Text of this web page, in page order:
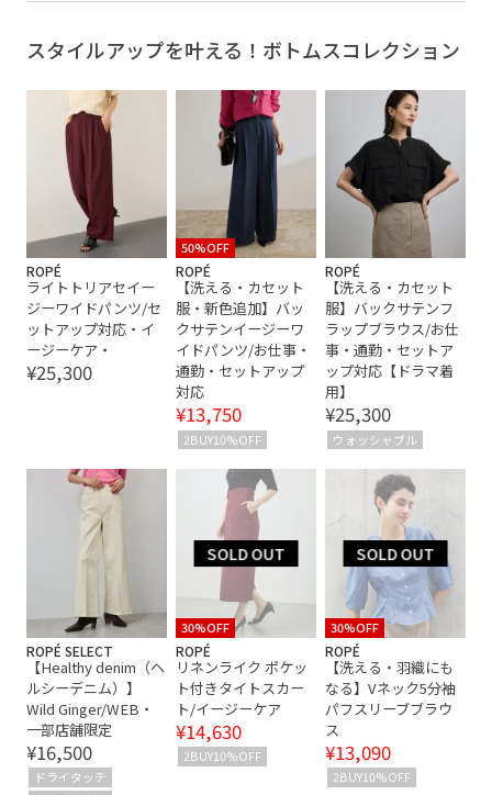
コットン100% シンプル シンプルカットソー
ビジネス フレンチスリーブ ボーダー 上品
上質な印象 上質な素材感 二の腕カバー 伸縮性
女性らしいシルエット 薄手 通勤
スタイルアップを叶える！ボトムスコレクション
ROPÉ
ライトトリアセイー
ジーワイドパンツ/セ
ットアップ対応・イ
ージーケア・
¥25,300
50%OFF
ROPÉ
【洗える・カセット
服・新色追加】バッ
クサテンイージーワ
イドパンツ/お仕事・
通勤・セットアップ
対応
¥13,750
2BUY10%OFF
ROPÉ
【洗える・カセット
服】バックサテンフ
ラップブラウス/お仕
事・通勤・セットア
ップ対応【ドラマ着
用】
¥25,300
ウォッシャブル
ROPÉ SELECT
【Healthy denim（ヘ
ルシーデニム）】
Wild Ginger/WEB・
一部店舗限定
¥16,500
ドライタッチ
30%OFF
ROPÉ
リネンライク ポケッ
ト付きタイトスカー
ト/イージーケア
¥14,630
2BUY10%OFF
30%OFF
ROPÉ
【洗える・羽織にも
なる】Vネック5分袖
パフスリーブブラウ
ス
¥13,090
2BUY10%OFF